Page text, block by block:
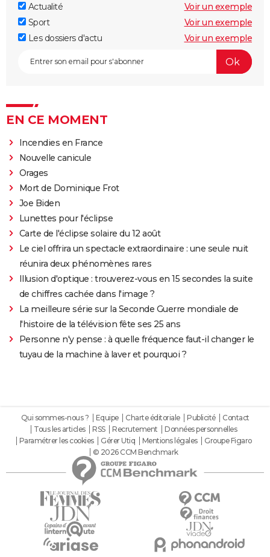
Actualité
Voir un exemple
Sport
Voir un exemple
Les dossiers d'actu
Voir un exemple
EN CE MOMENT
Incendies en France
Nouvelle canicule
Orages
Mort de Dominique Frot
Joe Biden
Lunettes pour l'éclipse
Carte de l'éclipse solaire du 12 août
Le ciel offrira un spectacle extraordinaire : une seule nuit
réunira deux phénomènes rares
Illusion d'optique : trouverez-vous en 15 secondes la suite
de chiffres cachée dans l'image ?
La meilleure série sur la Seconde Guerre mondiale de
l'histoire de la télévision fête ses 25 ans
Personne n'y pense : à quelle fréquence faut-il changer le
tuyau de la machine à laver et pourquoi ?
Qui sommes-nous ? Equipe Charte éditoriale Publicité
Contact
Tous les articles
RSS Recrutement
Données personnelles
Paramétrer les cookies
Gérer Utiq Mentions légales
Groupe Figaro
© 2026 CCM Benchmark